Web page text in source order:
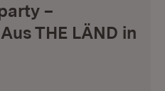
–
THE LÄND in